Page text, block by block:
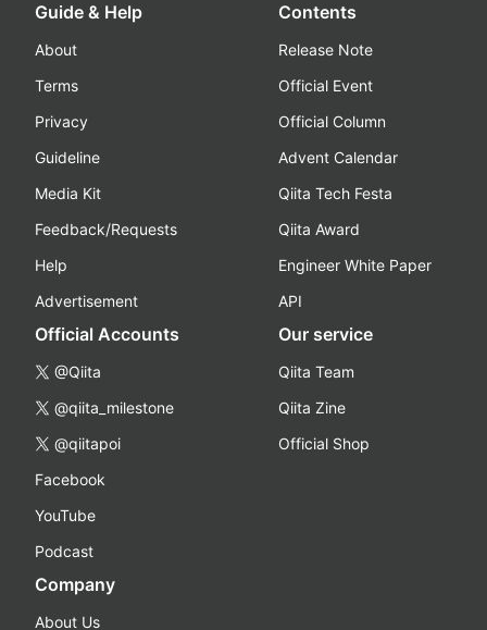
Guide & Help
About
Terms
Privacy
Guideline
Media Kit
Feedback/Requests
Help
Advertisement
Contents
Release Note
Official Event
Official Column
Advent Calendar
Qiita Tech Festa
Qiita Award
Engineer White Paper
API
Official Accounts
@Qiita
@qiita_milestone
@qiitapoi
Facebook
YouTube
Podcast
Our service
Qiita Team
Qiita Zine
Official Shop
Company
About Us